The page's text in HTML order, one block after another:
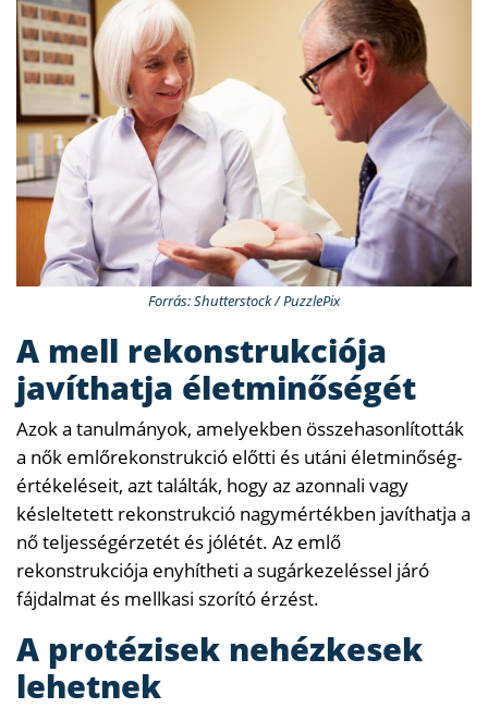
Forrás: Shutterstock / PuzzlePix
A mell rekonstrukciója
javíthatja életminőségét
Azok a tanulmányok, amelyekben összehasonlították
a nők emlőrekonstrukció előtti és utáni életminőség-
értékeléseit, azt találták, hogy az azonnali vagy
késleltetett rekonstrukció nagymértékben javíthatja a
nő teljességérzetét és jólétét. Az emlő
rekonstrukciója enyhítheti a sugárkezeléssel járó
fájdalmat és mellkasi szorító érzést.
A protézisek nehézkesek
lehetnek